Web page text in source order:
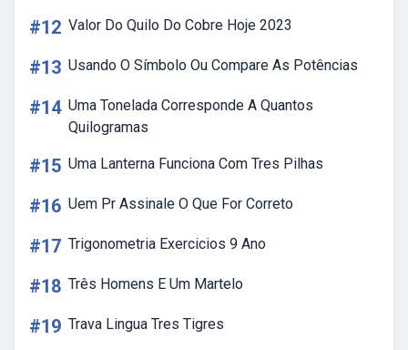
#12 Valor Do Quilo Do Cobre Hoje 2023
#13 Usando O Símbolo Ou Compare As Potências
#14 Uma Tonelada Corresponde A Quantos
Quilogramas
#15 Uma Lanterna Funciona Com Tres Pilhas
#16 Uem Pr Assinale O Que For Correto
#17 Trigonometria Exercicios 9 Ano
#18 Três Homens E Um Martelo
#19 Trava Lingua Tres Tigres